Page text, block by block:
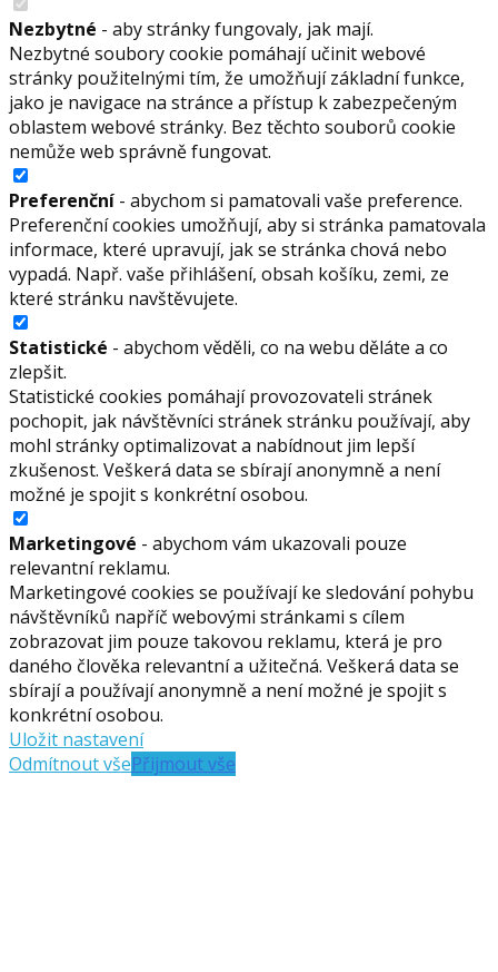
Nezbytné - aby stránky fungovaly, jak mají.
Nezbytné soubory cookie pomáhají učinit webové
stránky použitelnými tím, že umožňují základní funkce,
jako je navigace na stránce a přístup k zabezpečeným
oblastem webové stránky. Bez těchto souborů cookie
nemůže web správně fungovat.
Preferenční - abychom si pamatovali vaše preference.
Preferenční cookies umožňují, aby si stránka pamatovala
informace, které upravují, jak se stránka chová nebo
vypadá. Např. vaše přihlášení, obsah košíku, zemi, ze
které stránku navštěvujete.
Statistické - abychom věděli, co na webu děláte a co
zlepšit.
Statistické cookies pomáhají provozovateli stránek
pochopit, jak návštěvníci stránek stránku používají, aby
mohl stránky optimalizovat a nabídnout jim lepší
zkušenost. Veškerá data se sbírají anonymně a není
možné je spojit s konkrétní osobou.
Marketingové - abychom vám ukazovali pouze
relevantní reklamu.
Marketingové cookies se používají ke sledování pohybu
návštěvníků napříč webovými stránkami s cílem
zobrazovat jim pouze takovou reklamu, která je pro
daného člověka relevantní a užitečná. Veškerá data se
sbírají a používají anonymně a není možné je spojit s
konkrétní osobou.
Uložit nastavení
Odmítnout všePřijmout vše